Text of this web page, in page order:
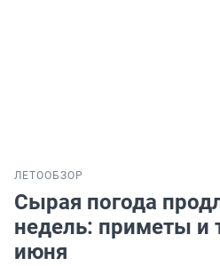
ЛЕТООБЗОР
Сырая погода
недель: приметы и
июня